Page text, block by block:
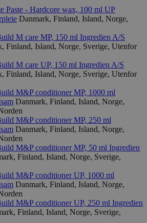
Paste - Hardcore wax, 100 ml UP
Danmark, Finland, Island, Norge,
M care MP, 150 ml Ingredien A/S
Finland, Island, Norge, Sverige, Utenfor
M care UP, 150 ml Ingredien A/S
Finland, Island, Norge, Sverige, Utenfor
M&P conditioner MP, 1000 ml
Danmark, Finland, Island, Norge,
M&P conditioner MP, 250 ml
Danmark, Finland, Island, Norge,
M&P conditioner MP, 50 ml Ingredien
Finland, Island, Norge, Sverige,
M&P conditioner UP, 1000 ml
Danmark, Finland, Island, Norge,
M&P conditioner UP, 250 ml Ingredien
Finland, Island, Norge, Sverige,